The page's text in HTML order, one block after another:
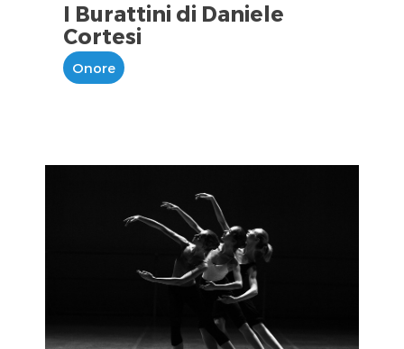
I Burattini di Daniele
Cortesi
Onore